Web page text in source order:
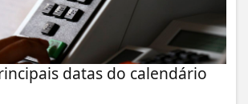
datas do calendário